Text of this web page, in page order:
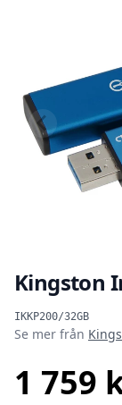
Kingston
IKKP200/32GB
Se mer från
1 759